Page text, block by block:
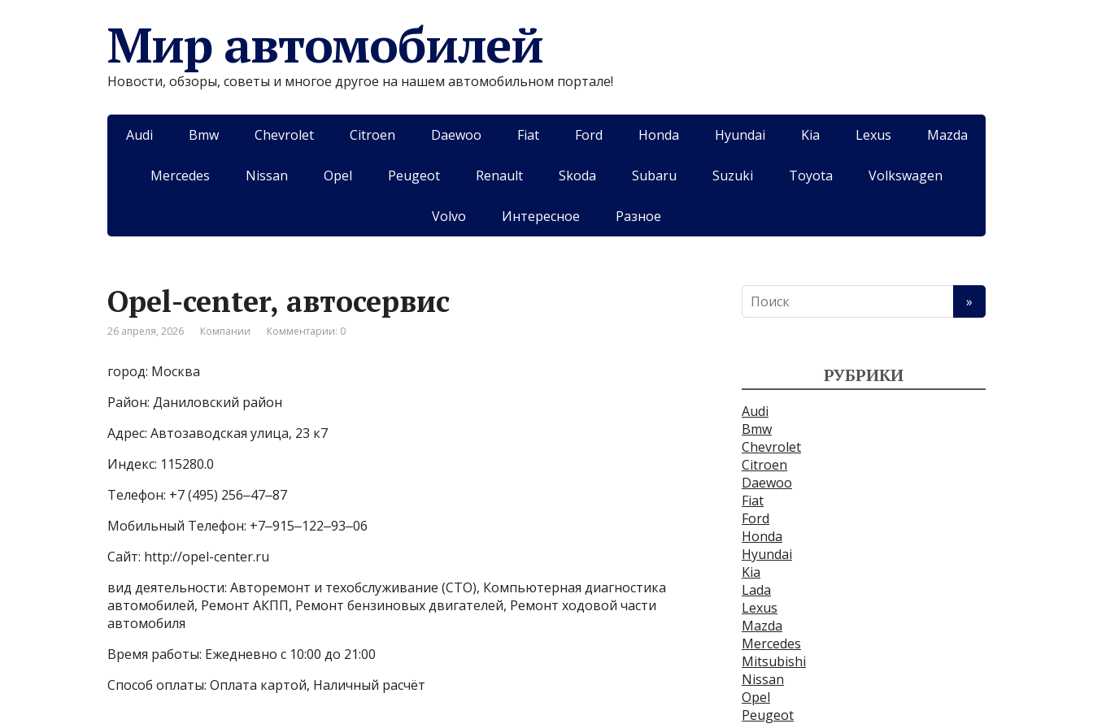
Мир автомобилей
Новости, обзоры, советы и многое другое на нашем автомобильном портале!
Audi Bmw Chevrolet Citroen Daewoo Fiat Ford Honda Hyundai Kia Lexus Mazda
Mercedes Nissan Opel Peugeot Renault Skoda Subaru Suzuki Toyota Volkswagen
Volvo Интересное Разное
Opel-center, автосервис
26 апреля, 2026 Компании Комментарии: 0
город: Москва
Район: Даниловский район
Адрес: Автозаводская улица, 23 к7
Индекс: 115280.0
Телефон: +7 (495) 256‒47‒87
Мобильный Телефон: +7‒915‒122‒93‒06
Сайт: http://opel-center.ru
вид деятельности: Авторемонт и техобслуживание (СТО), Компьютерная диагностика
автомобилей, Ремонт АКПП, Ремонт бензиновых двигателей, Ремонт ходовой части
автомобиля
Время работы: Ежедневно с 10:00 до 21:00
Способ оплаты: Оплата картой, Наличный расчёт
РУБРИКИ
Audi
Bmw
Chevrolet
Citroen
Daewoo
Fiat
Ford
Honda
Hyundai
Kia
Lada
Lexus
Mazda
Mercedes
Mitsubishi
Nissan
Opel
Peugeot